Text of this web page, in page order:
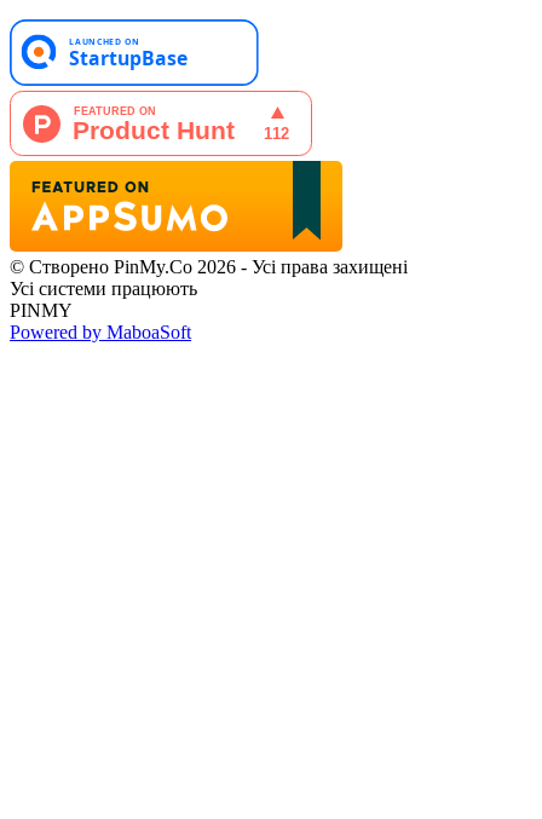
© Створено PinMy.Co 2026 - Усі права захищені
Усі системи працюють
PINMY
Powered by MaboaSoft